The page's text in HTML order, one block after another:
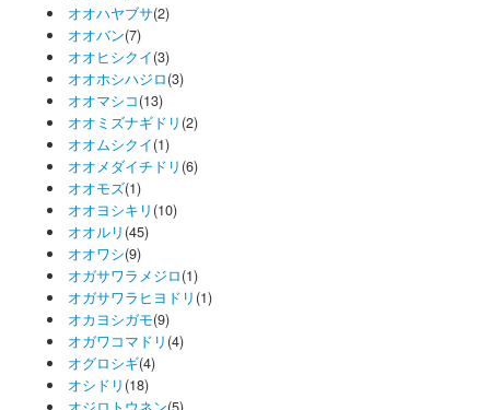
オオハヤブサ(2)
オオバン(7)
オオヒシクイ(3)
オオホシハジロ(3)
オオマシコ(13)
オオミズナギドリ (2)
オオムシクイ(1)
オオメダイチドリ (6)
オオモズ(1)
オオヨシキリ (10)
オオルリ (45)
オオワシ(9)
オガサワラメジロ(1)
オガサワラヒヨドリ (1)
オカヨシガモ(9)
オガワコマドリ (4)
オグロシギ(4)
オシドリ (18)